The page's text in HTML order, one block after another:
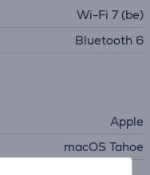
Wi-Fi 7 (be)
Bluetooth 6
Apple
macOS Tahoe